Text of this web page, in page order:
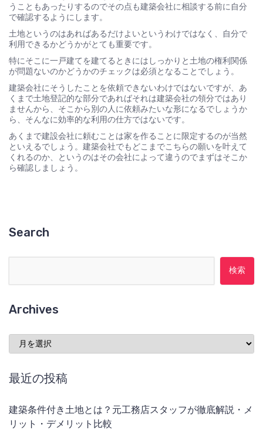
うこともあったりするのでその点も建築会社に相談する前に自分
で確認するようにします。
土地というのはあればあるだけよいというわけではなく、自分で
利用できるかどうかがとても重要です。
特にそこに一戸建てを建てるときにはしっかりと土地の権利関係
が問題ないのかどうかのチェックは必須となることでしょう。
建築会社にそうしたことを依頼できないわけではないですが、あ
くまで土地登記的な部分であればそれは建築会社の領分ではあり
ませんから、そこから別の人に依頼みたいな形になるでしょうか
ら、そんなに効率的な利用の仕方ではないです。
あくまで建設会社に頼むことは家を作ることに限定するのが当然
といえるでしょう。建築会社でもどこまでこちらの願いを叶えて
くれるのか、というのはその会社によって違うのでまずはそこか
ら確認しましょう。
Search
Archives
Archives
最近の投稿
建築条件付き土地とは？元工務店スタッフが徹底解説・メ
リット・デメリット比較